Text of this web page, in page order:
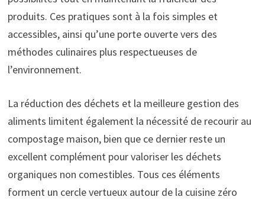
produits. Ces pratiques sont à la fois simples et
accessibles, ainsi qu’une porte ouverte vers des
méthodes culinaires plus respectueuses de
l’environnement.
La réduction des déchets et la meilleure gestion des
aliments limitent également la nécessité de recourir au
compostage maison, bien que ce dernier reste un
excellent complément pour valoriser les déchets
organiques non comestibles. Tous ces éléments
forment un cercle vertueux autour de la cuisine zéro